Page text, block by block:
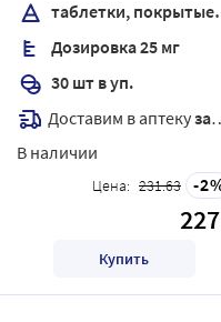
таблетки, покрытые пленочной оболочкой
Дозировка 25 мг
30 шт в уп.
Доставим в аптекузавтра
В наличии
Цена: 231.63 2
227
Купить